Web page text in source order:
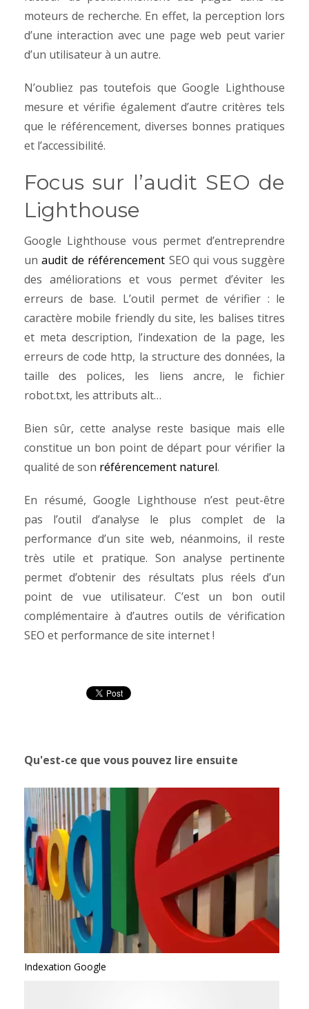
moteurs de recherche. En effet, la perception lors
d’une interaction avec une page web peut varier
d’un utilisateur à un autre.
N’oubliez pas toutefois que Google Lighthouse
mesure et vérifie également d’autre critères tels
que le référencement, diverses bonnes pratiques
et l’accessibilité.
Focus sur l’audit SEO de
Lighthouse
Google Lighthouse vous permet d’entreprendre
unaudit de référencement SEO qui vous suggère
des améliorations et vous permet d’éviter les
erreurs de base. L’outil permet de vérifier : le
caractère mobile friendly du site, les balises titres
et meta description, l’indexation de la page, les
erreurs de code http, la structure des données, la
taille des polices, les liens ancre, le fichier
robot.txt, les attributs alt…
Bien sûr, cette analyse reste basique mais elle
constitue un bon point de départ pour vérifier la
qualité de son référencement naturel.
En résumé, Google Lighthouse n’est peut-être
pas l’outil d’analyse le plus complet de la
performance d’un site web, néanmoins, il reste
très utile et pratique. Son analyse pertinente
permet d’obtenir des résultats plus réels d’un
point de vue utilisateur. C’est un bon outil
complémentaire à d’autres outils de vérification
SEO et performance de site internet !
Qu'est-ce que vous pouvez lire ensuite
Indexation Google